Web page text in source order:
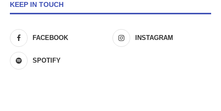
KEEP IN TOUCH
FACEBOOK INSTAGRAM
SPOTIFY